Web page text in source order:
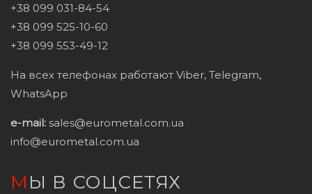
+38 099 031-84-54
+38 099 525-10-60
+38 099 553-49-12
На всех телефонах работают Viber, Telegram,
WhatsApp
e-mail: sales@eurometal.com.ua
info@eurometal.com.ua
МЫ В СОЦСЕТЯХ